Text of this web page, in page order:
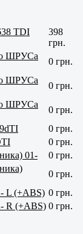
TDI
398
грн.
ШРУСа
0 грн.
ШРУСа
0 грн.
ШРУСа
0 грн.
0 грн.
0 грн.
01-
0 грн.
0 грн.
L (+ABS) 0 грн.
R (+ABS) 0 грн.